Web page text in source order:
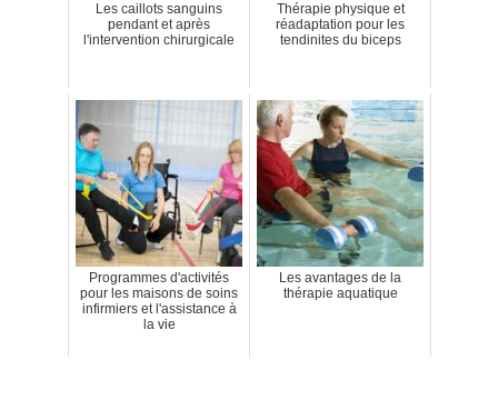
Les caillots sanguins
pendant et après
l'intervention chirurgicale
Thérapie physique et
réadaptation pour les
tendinites du biceps
Programmes d'activités
pour les maisons de soins
infirmiers et l'assistance à
la vie
Les avantages de la
thérapie aquatique